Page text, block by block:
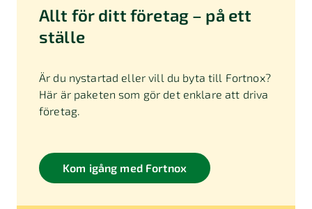
Allt för ditt företag – på ett
ställe
Är du nystartad eller vill du byta till Fortnox?
Här är paketen som gör det enklare att driva
företag.
Kom igång med Fortnox